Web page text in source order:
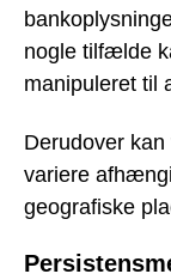
nogle tilfælde
manipuleret til
Derudover
variere
geografiske